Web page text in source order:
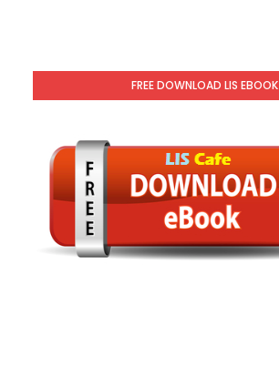
FREE DOWNLOAD LIS EBOOK